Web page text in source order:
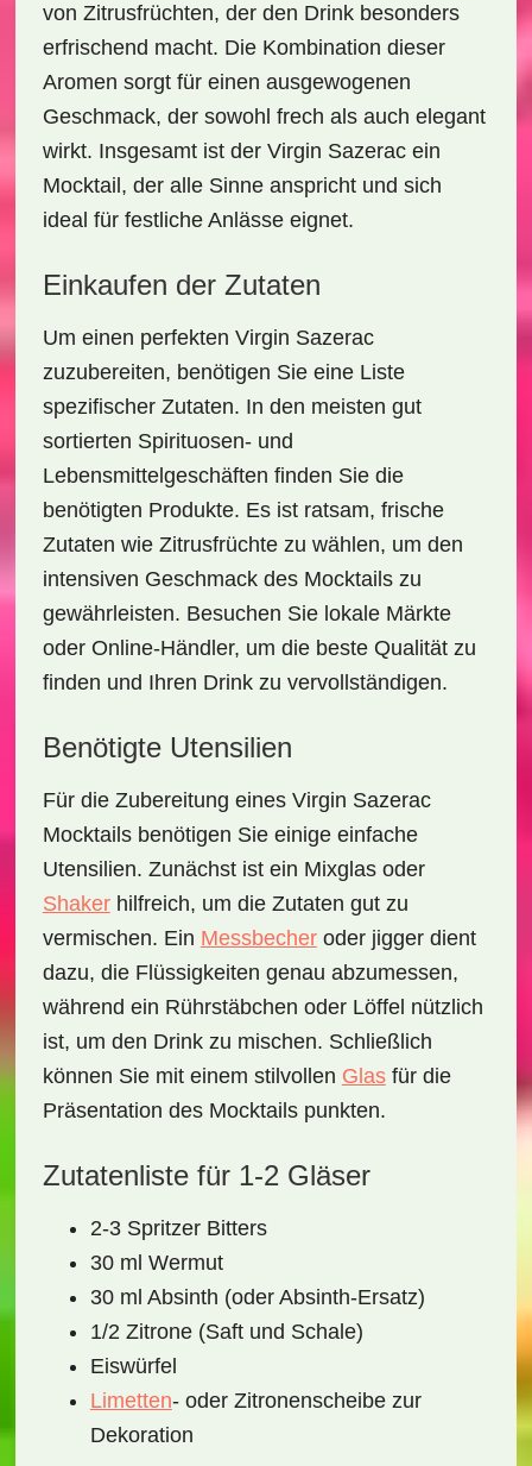
von Zitrusfrüchten, der den Drink besonders
erfrischend macht. Die Kombination dieser
Aromen sorgt für einen ausgewogenen
Geschmack, der sowohl frech als auch elegant
wirkt. Insgesamt ist der Virgin Sazerac ein
Mocktail, der alle Sinne anspricht und sich
ideal für festliche Anlässe eignet.
Einkaufen der Zutaten
Um einen perfekten Virgin Sazerac
zuzubereiten, benötigen Sie eine Liste
spezifischer Zutaten. In den meisten gut
sortierten Spirituosen- und
Lebensmittelgeschäften finden Sie die
benötigten Produkte. Es ist ratsam, frische
Zutaten wie Zitrusfrüchte zu wählen, um den
intensiven Geschmack des Mocktails zu
gewährleisten. Besuchen Sie lokale Märkte
oder Online-Händler, um die beste Qualität zu
finden und Ihren Drink zu vervollständigen.
Benötigte Utensilien
Für die Zubereitung eines Virgin Sazerac
Mocktails benötigen Sie einige einfache
Utensilien. Zunächst ist ein Mixglasoder
Shakerhilfreich, um die Zutaten gut zu
vermischen. Ein Messbecheroder jigger dient
dazu, die Flüssigkeiten genau abzumessen,
während ein Rührstäbchen oder Löffel nützlich
ist, um den Drink zu mischen. Schließlich
können Sie mit einem stilvollen Glasfür die
Präsentation des Mocktails punkten.
Zutatenliste für 1-2 Gläser
2-3 Spritzer Bitters
30 ml Wermut
30 ml Absinth (oder Absinth-Ersatz)
1/2 Zitrone (Saft und Schale)
Eiswürfel
Limetten- oder Zitronenscheibe zur
Dekoration